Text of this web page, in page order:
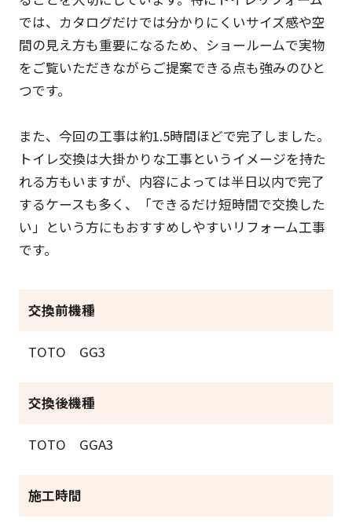
では、カタログだけでは分かりにくいサイズ感や空
間の見え方も重要になるため、ショールームで実物
をご覧いただきながらご提案できる点も強みのひと
つです。
また、今回の工事は約1.5時間ほどで完了しました。
トイレ交換は大掛かりな工事というイメージを持た
れる方もいますが、内容によっては半日以内で完了
するケースも多く、「できるだけ短時間で交換した
い」という方にもおすすめしやすいリフォーム工事
です。
交換前機種
TOTO GG3
交換後機種
TOTO GGA3
施工時間